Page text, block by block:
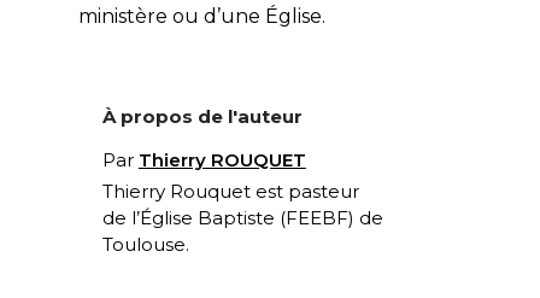
ministère ou d’une Église.
À propos de l'auteur
Par Thierry ROUQUET
Thierry Rouquet est pasteur
de l’Église Baptiste (FEEBF) de
Toulouse.